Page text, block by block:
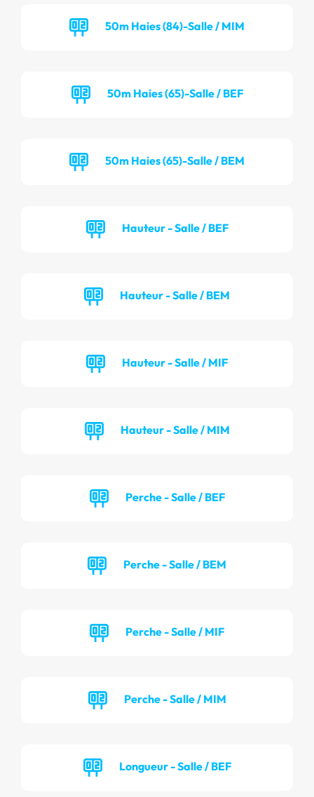
50m Haies (84)-Salle / MIM
50m Haies (65)-Salle / BEF
50m Haies (65)-Salle / BEM
Hauteur - Salle / BEF
Hauteur - Salle / BEM
Hauteur - Salle / MIF
Hauteur - Salle / MIM
Perche - Salle / BEF
Perche - Salle / BEM
Perche - Salle / MIF
Perche - Salle / MIM
Longueur - Salle / BEF